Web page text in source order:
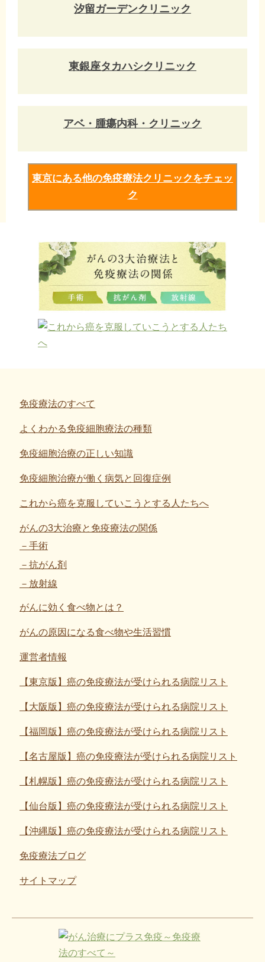
汐留ガーデンクリニック
東銀座タカハシクリニック
アベ・腫瘍内科・クリニック
東京にある他の免疫療法クリニックをチェッ
ク
免疫療法のすべて
よくわかる免疫細胞療法の種類
免疫細胞治療の正しい知識
免疫細胞治療が働く病気と回復症例
これから癌を克服していこうとする人たちへ
がんの3大治療と免疫療法の関係
手術
抗がん剤
放射線
がんに効く食べ物とは？
がんの原因になる食べ物や生活習慣
運営者情報
【東京版】癌の免疫療法が受けられる病院リスト
【大阪版】癌の免疫療法が受けられる病院リスト
【福岡版】癌の免疫療法が受けられる病院リスト
【名古屋版】癌の免疫療法が受けられる病院リスト
【札幌版】癌の免疫療法が受けられる病院リスト
【仙台版】癌の免疫療法が受けられる病院リスト
【沖縄版】癌の免疫療法が受けられる病院リスト
免疫療法ブログ
サイトマップ